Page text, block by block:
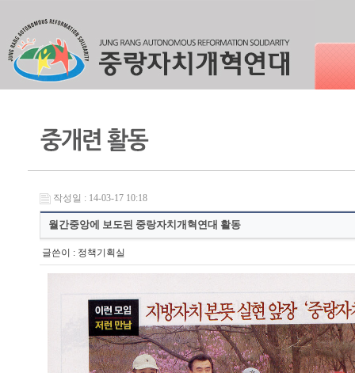
작성일 : 14-03-17 10:18
월간중앙에 보도된 중랑자치개혁연대 활동
글쓴이 : 정책기획실